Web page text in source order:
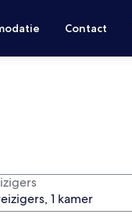
Contact